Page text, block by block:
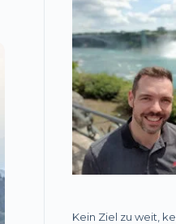
Kein Ziel zu weit,